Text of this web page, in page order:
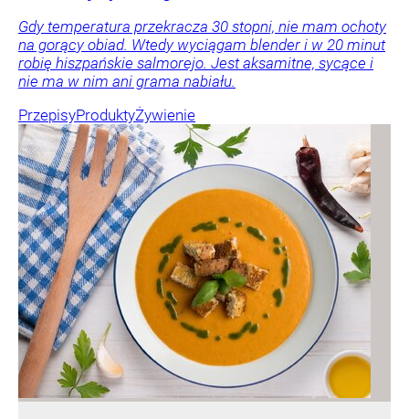
Gdy temperatura przekracza 30 stopni, nie mam ochoty
na gorący obiad. Wtedy wyciągam blender i w 20 minut
robię hiszpańskie salmorejo. Jest aksamitne, sycące i
nie ma w nim ani grama nabiału.
PrzepisyProduktyŻywienie